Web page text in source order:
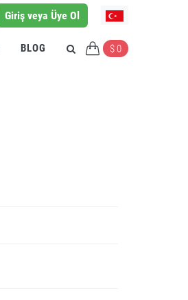
Giriş veya Üye Ol
BLOG $ 0